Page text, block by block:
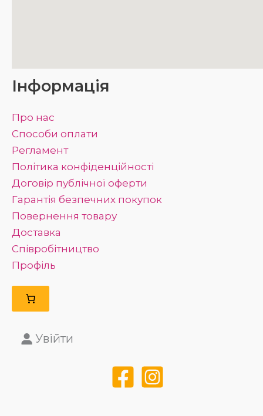
Інформація
Про нас
Способи оплати
Регламент
Політика конфіденційності
Договір публічної оферти
Гарантія безпечних покупок
Повернення товару
Доставка
Співробітництво
Профіль
Увійти